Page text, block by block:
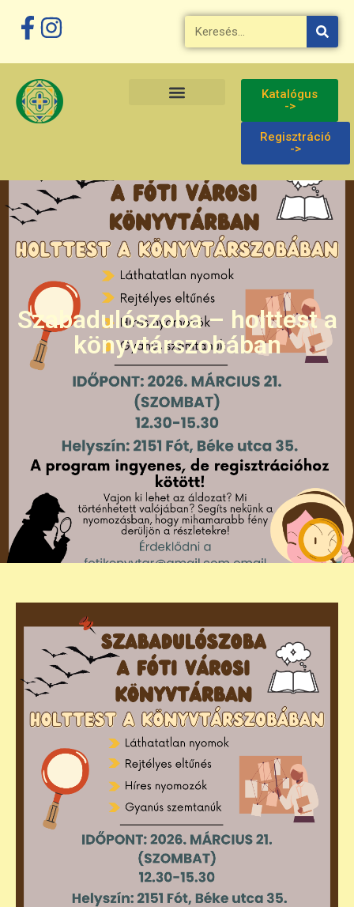
Katalógus
->
Regisztráció
->
Szabadulószoba – holttest a
könyvtárszobában